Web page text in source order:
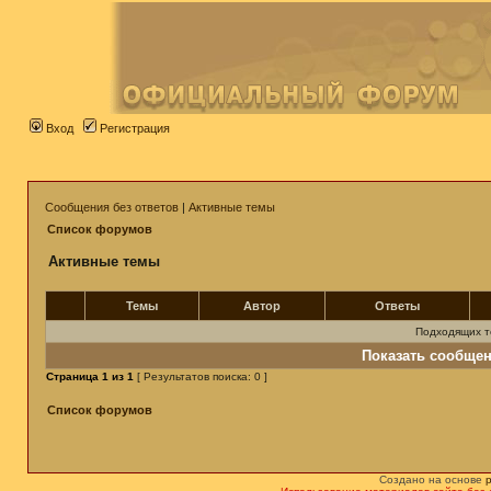
Вход Регистрация
Сообщения без ответов | Активные темы
Список форумов
Активные темы
Темы Автор Ответы
Подходящих
Показать
Страница 1 из 1 [ Результатов поиска: 0 ]
Список форумов
Создано на основе